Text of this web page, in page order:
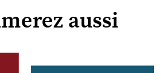
aussi